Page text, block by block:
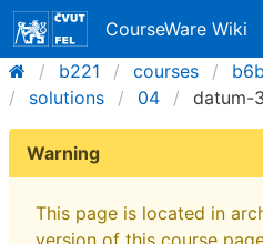
CourseWare Wiki
b221
courses
solutions
04 datum-3
Warning
This page is located in
version of this course